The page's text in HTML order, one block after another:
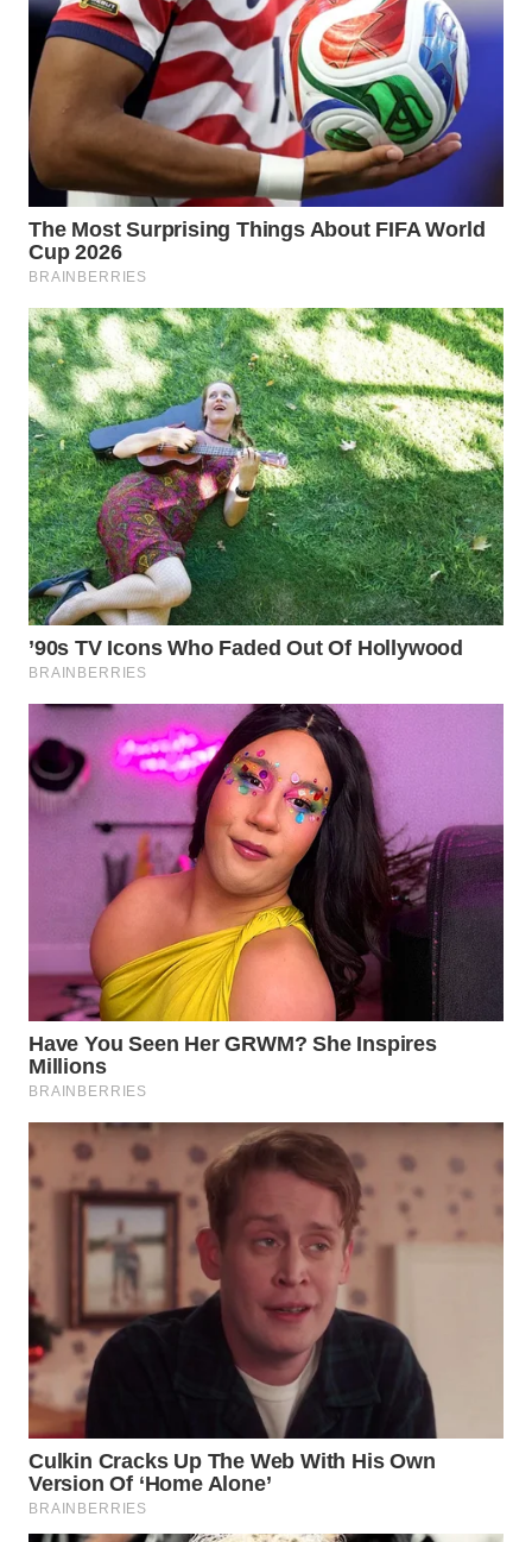
WN
BOGOR
WN
WN
TAPANULI
UTARA
WN
SAMOSIR
WN
PADANG
LAWAS
WN
SUMEDANG
WN
CIANJUR
WN
KEPULAUAN
SERIBU
TANGERANG
WN
CIREBON
WN
INDRAMAYU
WN
KUNINGAN
WN
MAJALENGKA
WN
SUBANG
WN
SUKABUMI
WN